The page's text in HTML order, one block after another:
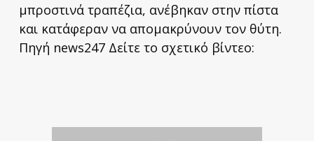
μπροστινά τραπέζια, ανέβηκαν στην πίστα
και κατάφεραν να απομακρύνουν τον θύτη.
Πηγή news247 Δείτε το σχετικό βίντεο: